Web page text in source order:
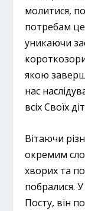
молитися,
потребам
уникаючи
якою
нас
всіх Своїх
Вітаючи
окремим
хворих та
побралися.
Посту, він